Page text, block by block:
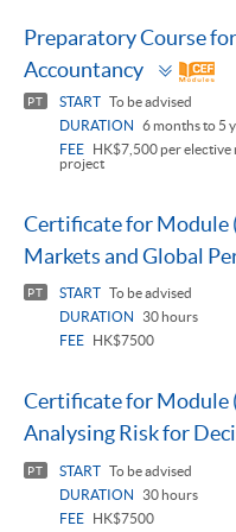
Preparatory Course
Accountancy
Toggle
panel
PT START To be advised
DURATION
6 months to 5
FEE
HK$7,500 per elective
project
Certificate for Module
Markets and Global
PT START To be advised
DURATION
30 hours
FEE
HK$7500
Certificate for Module
Analysing Risk for
PT START To be advised
DURATION
30 hours
FEE
HK$7500